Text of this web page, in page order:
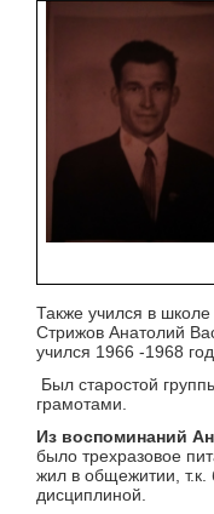
Также учился в
Стрижов Анатолий
учился 1966 -1968
Был старостой
Из воспоминаний
было трехразовое
жил в общежитии, т.к.
дисциплиной.